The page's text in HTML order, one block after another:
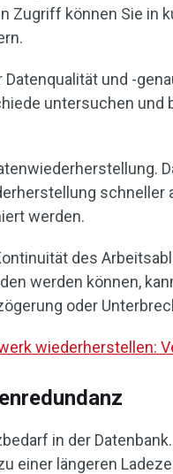
Zugriff können Sie in
Datenqualität und -
untersuchen und
werden.
des
werden können,
oder
wiederherstellen:
in der
einer längeren